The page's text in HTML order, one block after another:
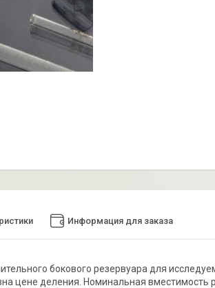
Информация для заказа
бокового резервуара для
цене деления. Номинальная вместимость